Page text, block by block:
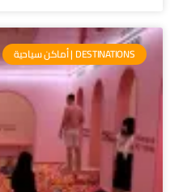
DESTINATIONS | أماكن سياحية